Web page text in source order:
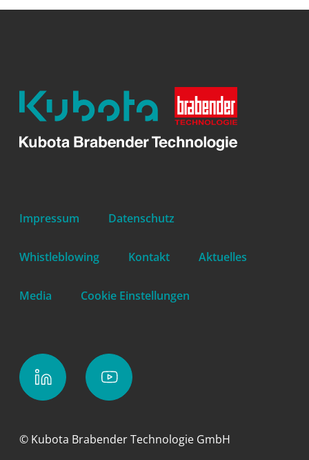
Kubota
Brabender
GmbH
Impressum Datenschutz
Whistleblowing Kontakt Aktuelles
Media Cookie Einstellungen
© Kubota Brabender Technologie GmbH